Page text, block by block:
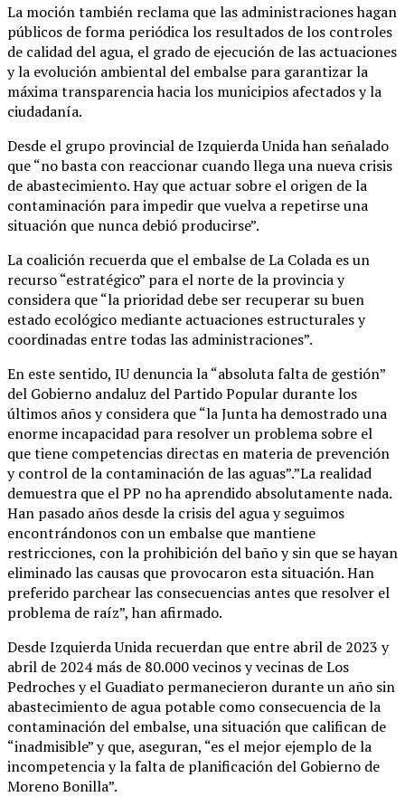
La moción también reclama que las administraciones hagan
públicos de forma periódica los resultados de los controles
de calidad del agua, el grado de ejecución de las actuaciones
y la evolución ambiental del embalse para garantizar la
máxima transparencia hacia los municipios afectados y la
ciudadanía.
Desde el grupo provincial de Izquierda Unida han señalado
que “no basta con reaccionar cuando llega una nueva crisis
de abastecimiento. Hay que actuar sobre el origen de la
contaminación para impedir que vuelva a repetirse una
situación que nunca debió producirse”.
La coalición recuerda que el embalse de La Colada es un
recurso “estratégico” para el norte de la provincia y
considera que “la prioridad debe ser recuperar su buen
estado ecológico mediante actuaciones estructurales y
coordinadas entre todas las administraciones”.
En este sentido, IU denuncia la “absoluta falta de gestión”
del Gobierno andaluz del Partido Popular durante los
últimos años y considera que “la Junta ha demostrado una
enorme incapacidad para resolver un problema sobre el
que tiene competencias directas en materia de prevención
y control de la contaminación de las aguas”.”La realidad
demuestra que el PP no ha aprendido absolutamente nada.
Han pasado años desde la crisis del agua y seguimos
encontrándonos con un embalse que mantiene
restricciones, con la prohibición del baño y sin que se hayan
eliminado las causas que provocaron esta situación. Han
preferido parchear las consecuencias antes que resolver el
problema de raíz”, han afirmado.
Desde Izquierda Unida recuerdan que entre abril de 2023 y
abril de 2024 más de 80.000 vecinos y vecinas de Los
Pedroches y el Guadiato permanecieron durante un año sin
abastecimiento de agua potable como consecuencia de la
contaminación del embalse, una situación que califican de
“inadmisible” y que, aseguran, “es el mejor ejemplo de la
incompetencia y la falta de planificación del Gobierno de
Moreno Bonilla”.